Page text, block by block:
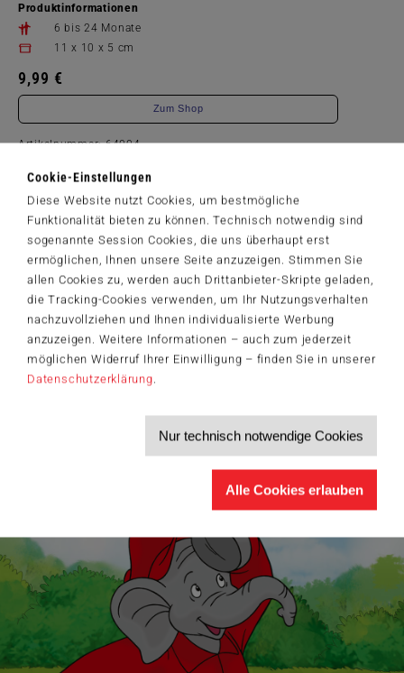
Cookie-Einstellungen
Diese Website nutzt Cookies, um bestmögliche
Funktionalität bieten zu können. Technisch notwendig sind
sogenannte Session Cookies, die uns überhaupt erst
ermöglichen, Ihnen unsere Seite anzuzeigen. Stimmen Sie
allen Cookies zu, werden auch Drittanbieter-Skripte geladen,
die Tracking-Cookies verwenden, um Ihr Nutzungsverhalten
nachzuvollziehen und Ihnen individualisierte Werbung
anzuzeigen. Weitere Informationen – auch zum jederzeit
möglichen Widerruf Ihrer Einwilligung – finden Sie in unserer
Datenschutzerklärung
Nur technisch notwendige Cookies
Alle Cookies erlauben
Produktinformationen
6 bis 24 Monate
11 x 10 x 5 cm
9,99 €
Zum Shop
Artikelnummer: 64004
Der Schmidt-Spiele-Newsletter
Jetzt anmelden und 5€ Willkommensrabatt sichern
Bleiben Sie auf dem Laufenden zu Neuheiten, Trends und aktuellen
Themen rund um Schmidt
®
Spiele – und sichern Sie sich einen
Willkommensgutschein in Höhe von 5€ für Ihren nächsten Einkauf im
Schmidt-Spiele-Shop.
Produktneuheiten und Sortimentserweiterungen
Aktuelle Themen und Trends aus der Spielewelt
Informationen zu Veranstaltungen und Aktionen
Abmeldelinkmöglich.
Hiermit akzeptiere ich dieDatenschutzbestimmungen.
>